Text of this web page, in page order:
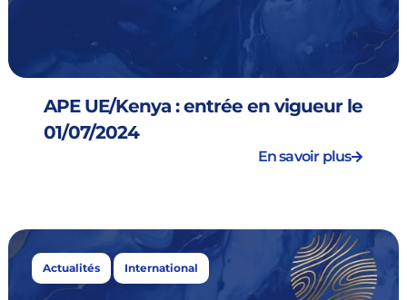
APE UE/Kenya : entrée en vigueur le
01/07/2024
En savoir plus
Actualités , International